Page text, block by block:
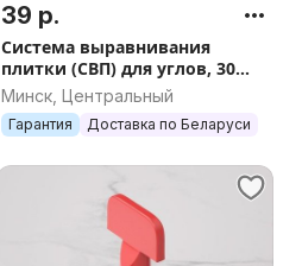
39 р.
Система выравнивания
плитки (СВП) для углов, 30
штук, арт.2350
Минск, Центральный
Гарантия Доставка по Беларуси